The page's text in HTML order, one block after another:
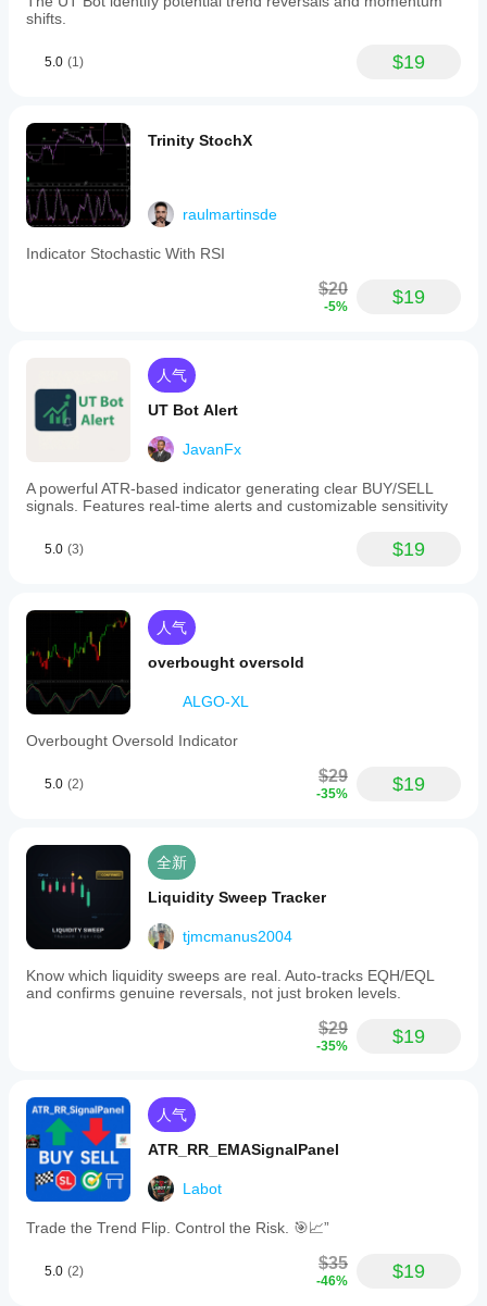
shifts.
5.0 (1) $19
Trinity StochX
raulmartinsde
Indicator Stochastic With RSI
$20
-5% $19
人气
UT Bot Alert
JavanFx
A powerful ATR-based indicator generating clear BUY/SELL
signals. Features real-time alerts and customizable sensitivity
5.0 (3) $19
人气
overbought oversold
ALGO-XL
Overbought Oversold Indicator
5.0 (2) $29
-35% $19
全新
Liquidity Sweep Tracker
tjmcmanus2004
Know which liquidity sweeps are real. Auto-tracks EQH/EQL
and confirms genuine reversals, not just broken levels.
$29
-35% $19
人气
ATR_RR_EMASignalPanel
Labot
Trade the Trend Flip. Control the Risk. 🎯📈”
5.0 (2) $35
-46% $19